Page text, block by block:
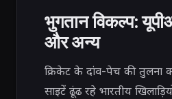
भुगतान विकल्प:
और अन्य
क्रिकेट के दांव-पेच की तुलना
साइटें ढूंढ रहे भारतीय